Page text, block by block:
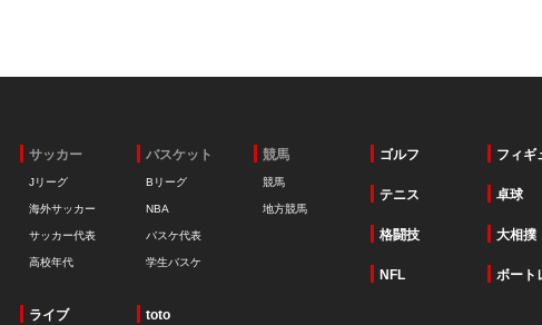
サッカー
Jリーグ
海外サッカー
サッカー代表
高校年代
バスケット
Bリーグ
NBA
バスケ代表
学生バスケ
競馬
競馬
地方競馬
ゴルフ フィギ
テニス 卓球
格闘技 大相撲
NFL ボート
ライブ toto